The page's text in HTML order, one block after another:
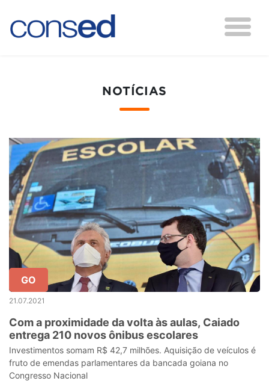
NOTÍCIAS
GO
21.07.2021
Com a proximidade da volta às aulas, Caiado
entrega 210 novos ônibus escolares
Investimentos somam R$ 42,7 milhões. Aquisição de veículos é
fruto de emendas parlamentares da bancada goiana no
Congresso Nacional